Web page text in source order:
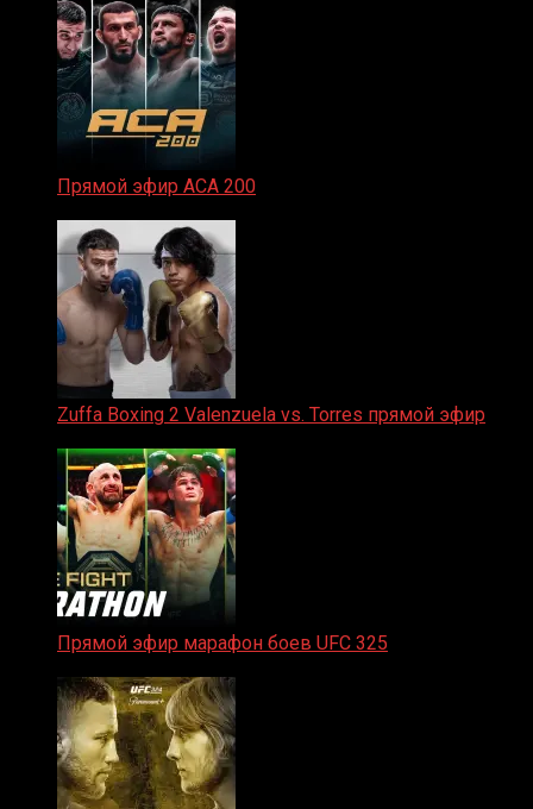
Прямой эфир ACA 200
Zuffa Boxing 2 Valenzuela vs. Torres прямой эфир
Прямой эфир марафон боев UFC 325